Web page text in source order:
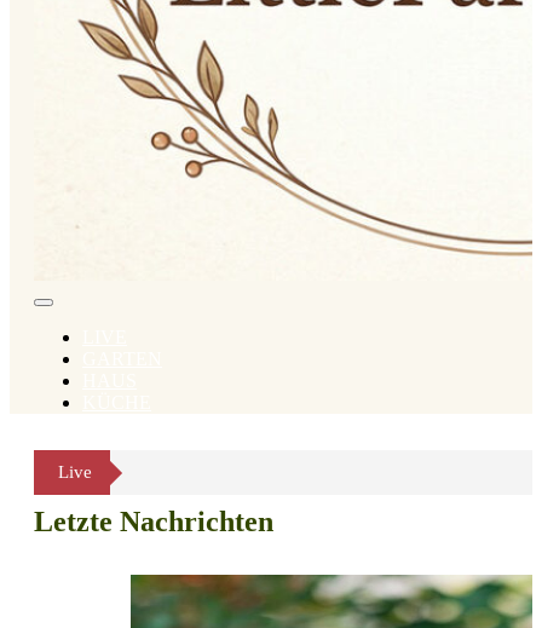
Live
Letzte Nachrichten